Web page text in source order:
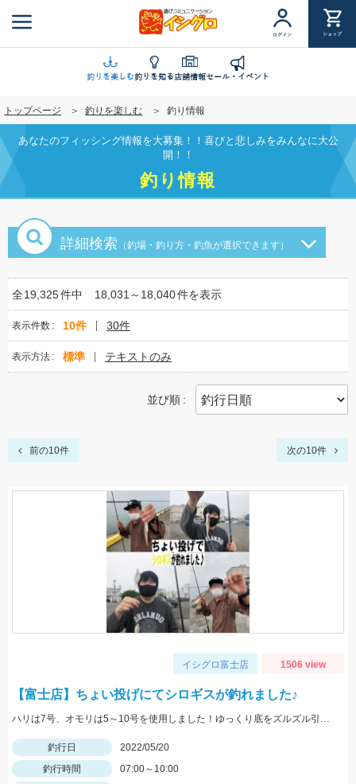
ン
に
移
動
ログイン ショップ
釣りを楽しむ釣りを知る店舗情報セール・イベント
トップページ 釣りを楽しむ 釣り情報
あなたのフィッシング情報を大募集！！喜びと悲しみをみんなに大公
開！！
釣り情報
詳細検索 （釣場・釣り方・釣魚が選択できます）
全19,325件中 18,031～18,040件を表示
表示件数 10件 30件
表示方法 標準 テキストのみ
並び順
前の10件 次の10件
イシグロ富士店 1506 view
【富士店】ちょい投げにてシロギスが釣れました♪
ハリは7号、オモリは5～10号を使用しました！ゆっくり底をズルズル引くとアタリが多かったですよ！
釣行日
2022/05/20
釣行時間
07:00～10:00